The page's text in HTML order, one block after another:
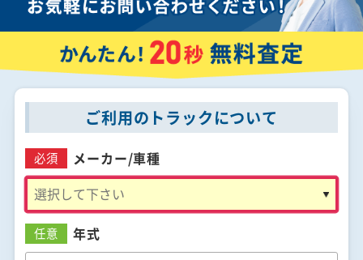
ご利用のトラックについて
必須 メーカー/車種
任意 年式